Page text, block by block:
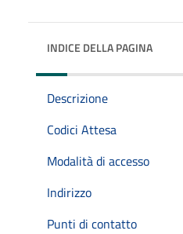
INDICE DELLA PAGINA
Descrizione
Codici Attesa
Modalità di accesso
Indirizzo
Punti di contatto